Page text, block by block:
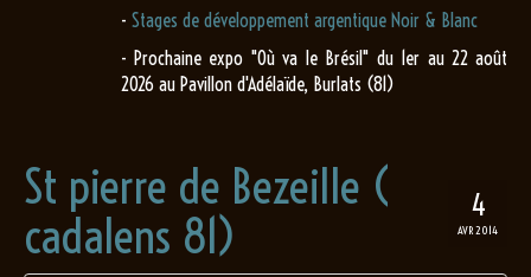
- Stages de développement argentique Noir & Blanc
- Prochaine expo "Où va le Brésil" du 1er au 22 août
2026 au Pavillon d'Adélaïde, Burlats (81)
4
AVR 2014
St pierre de Bezeille (
cadalens 81)